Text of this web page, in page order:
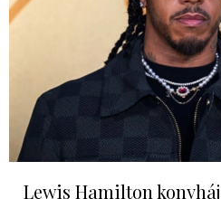
Lewis Hamilton